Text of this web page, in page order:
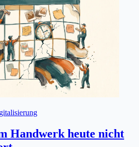
Handwerk heute nicht